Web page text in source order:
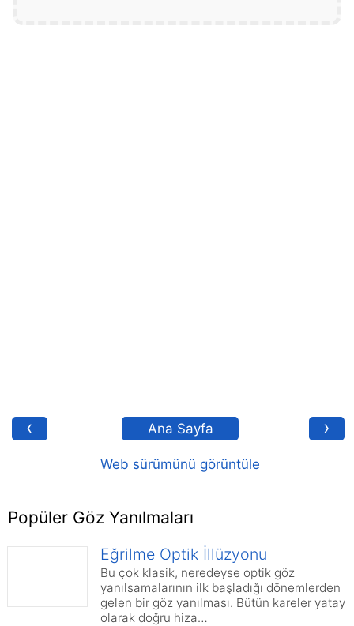
‹ ›
Ana Sayfa
Web sürümünü görüntüle
Popüler Göz Yanılmaları
Eğrilme Optik İllüzyonu
Bu çok klasik, neredeyse optik göz
yanılsamalarının ilk başladığı dönemlerden
gelen bir göz yanılması. Bütün kareler yatay
olarak doğru hiza…